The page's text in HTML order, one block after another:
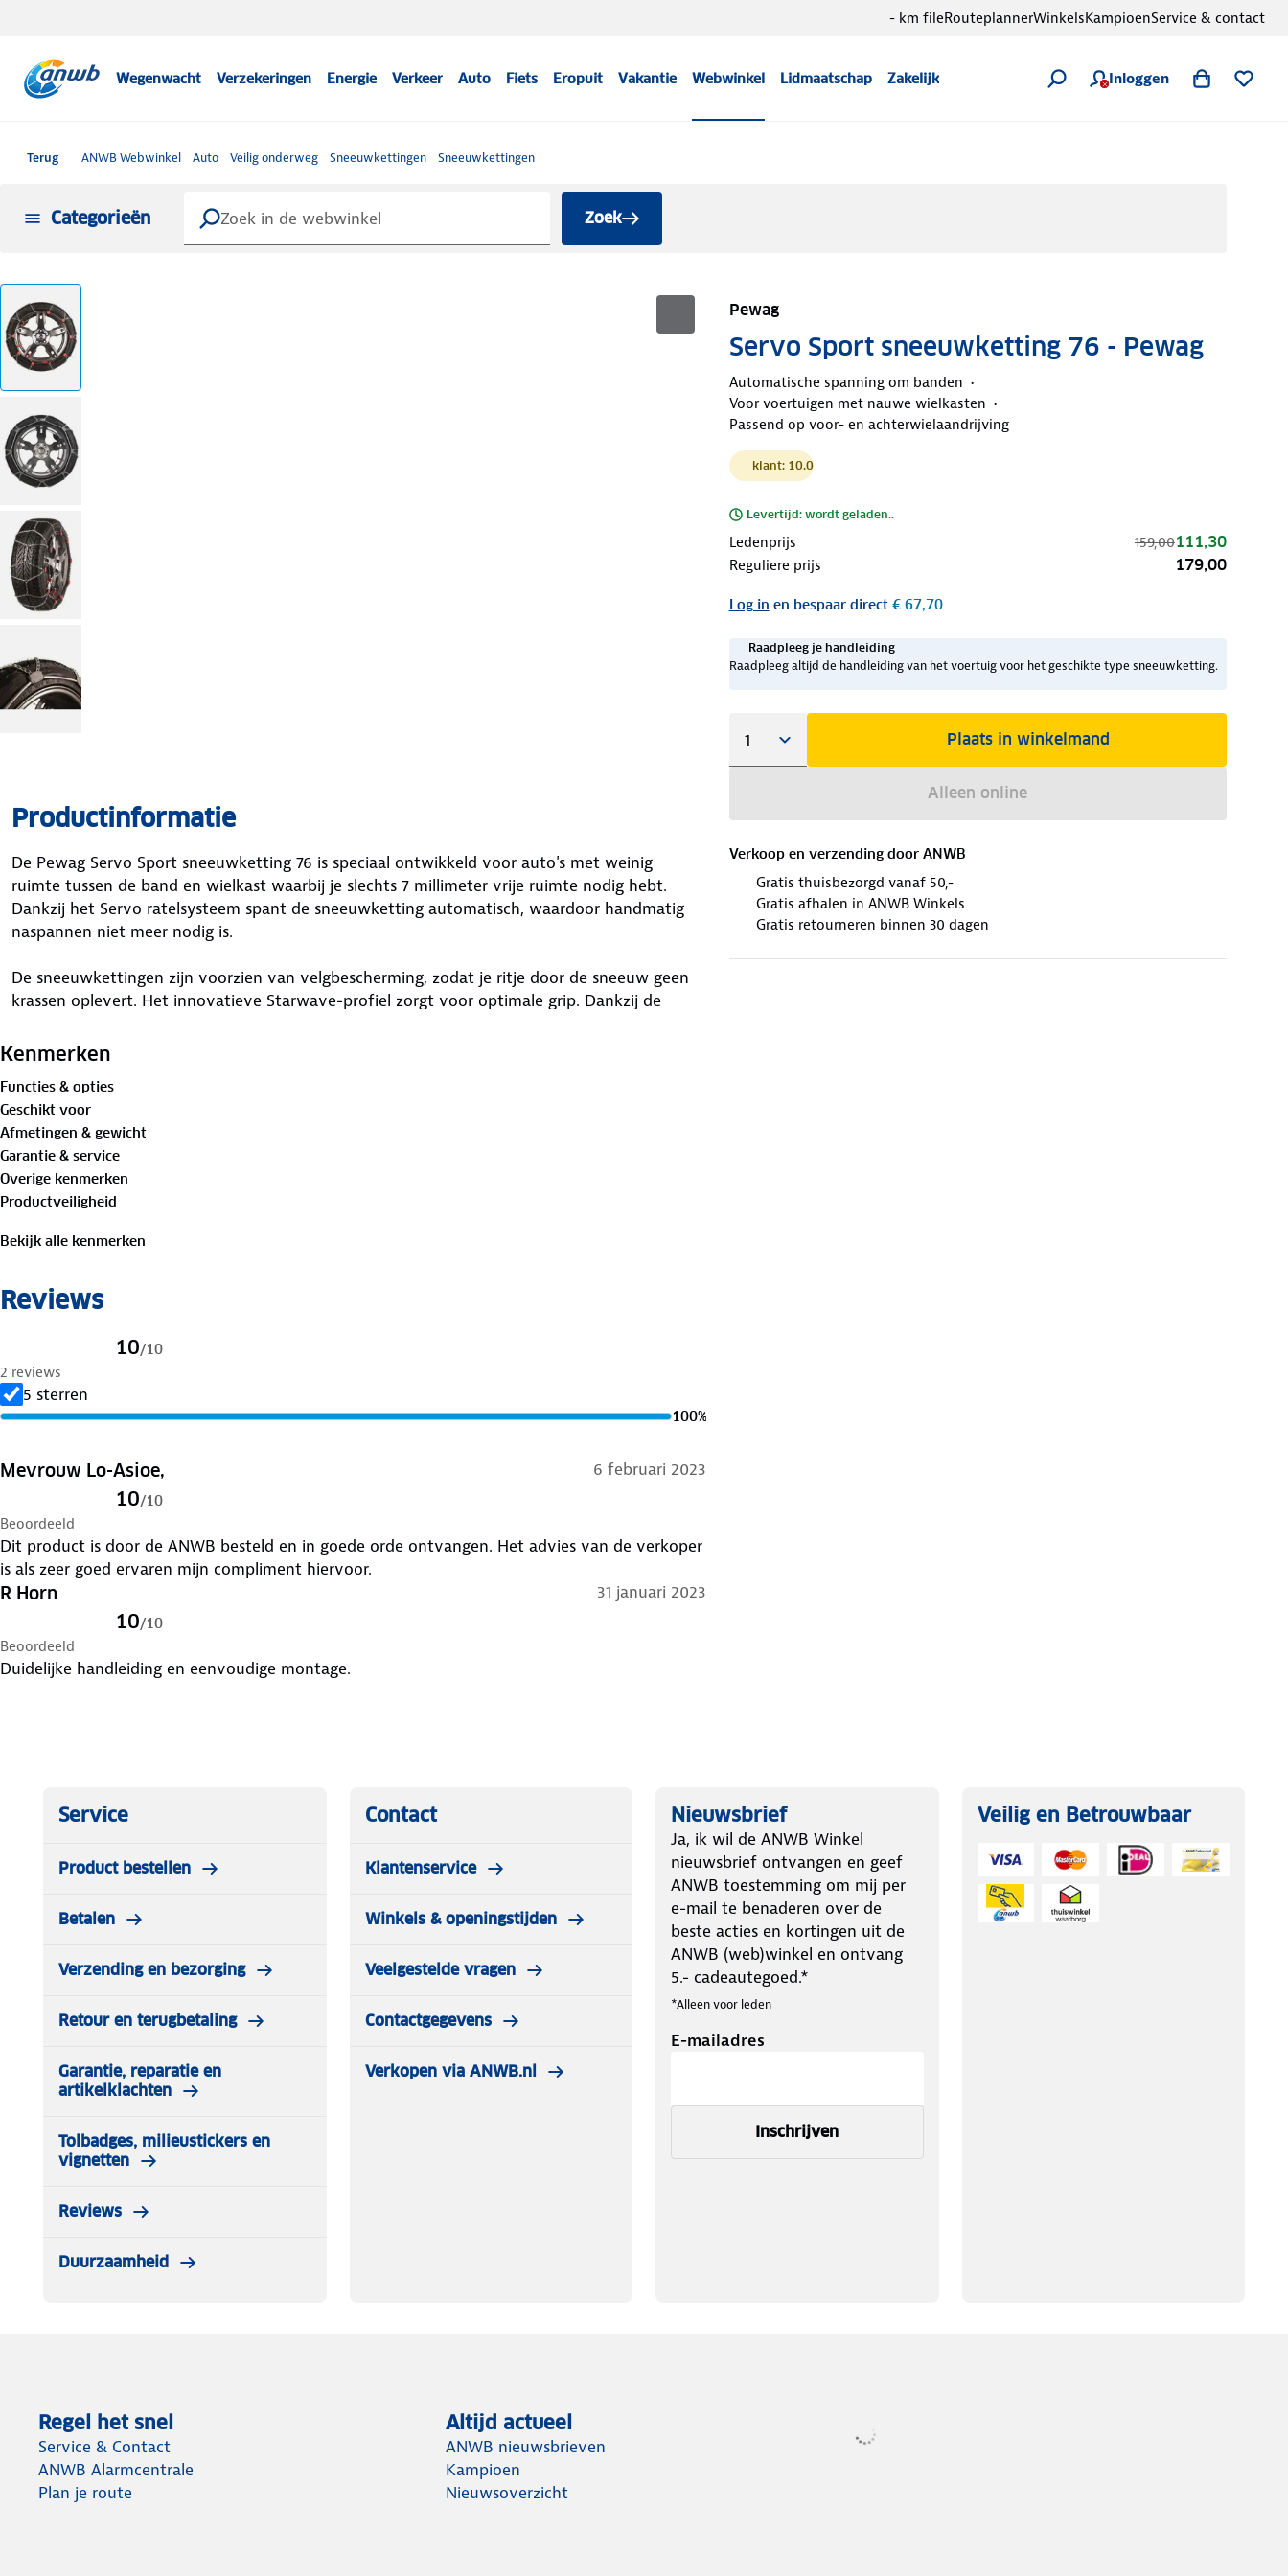
Wegenwacht Verzekeringen Energie Verkeer Auto Fiets Eropuit Vakantie Webwinkel Lidmaatschap Zakelijk Inloggen
- km fileRouteplannerWinkelsKampioenService & contact
Terug ANWB Webwinkel Auto Veilig onderweg Sneeuwkettingen Sneeuwkettingen
Categorieën Zoek
Pewag
Servo Sport sneeuwketting 76 - Pewag
Automatische spanning om banden
Voor voertuigen met nauwe wielkasten
Passend op voor- en achterwielaandrijving
klant: 10.0
Levertijd: wordt geladen..
Ledenprijs 159,00111,30
Reguliere prijs 179,00
Log in en bespaar direct€ 67,70
Raadpleeg je handleiding
Raadpleeg altijd de handleiding van het voertuig voor het geschikte type sneeuwketting.
Plaats in winkelmand
Alleen online
Verkoop en verzending door ANWB
Gratis thuisbezorgd vanaf 50,-
Gratis afhalen in ANWB Winkels
Gratis retourneren binnen 30 dagen
Productinformatie
De Pewag Servo Sport sneeuwketting 76 is speciaal ontwikkeld voor auto's met weinig
ruimte tussen de band en wielkast waarbij je slechts 7 millimeter vrije ruimte nodig hebt.
Dankzij het Servo ratelsysteem spant de sneeuwketting automatisch, waardoor handmatig
naspannen niet meer nodig is.
De sneeuwkettingen zijn voorzien van velgbescherming, zodat je ritje door de sneeuw geen
krassen oplevert. Het innovatieve Starwave-profiel zorgt voor optimale grip. Dankzij de
Servo Sport sneeuwketting kun je veilig op weg. Deze sneeuwketting voldoet aan de
Kies de juiste maat sneeuwketting
Met onzehandige configurator
de gegevens van jouw band in en vind de juiste type sneeuwketting.
Specificaties Servo Sport sneeuwketting 76
✓ De sneeuwkettingen worden per twee stuks geleverd
✓ Geschikt voor auto’s met weinig ruimte in de wielkast
✓ ÖNORM (Oostenrijkse standaard) en EN 16662-1 keurmerk
kettingsysteem
Meer varianten van de Servo Sport sneeuwketting
Servo Sport - Sneeuwketting 73 - Pewag
Servo Sport - Sneeuwketting 75 - Pewag
Servo Sport - Sneeuwketting 77 - Pewag
Kenmerken
Functies & opties
Geschikt voor
Afmetingen & gewicht
Garantie & service
Overige kenmerken
Productveiligheid
Bekijk alle kenmerken
Reviews
10/10
2 reviews
5 sterren
100%
Mevrouw Lo-Asioe, 6 februari 2023
10/10
Beoordeeld
Dit product is door de ANWB besteld en in goede orde ontvangen. Het advies van de verkoper
is als zeer goed ervaren mijn compliment hiervoor.
R Horn 31 januari 2023
10/10
Beoordeeld
Duidelijke handleiding en eenvoudige montage.
Service
Product bestellen
Betalen
Verzending en bezorging
Retour en terugbetaling
Garantie, reparatie en
artikelklachten
Tolbadges, milieustickers en
vignetten
Reviews
Duurzaamheid
Contact
Klantenservice
Winkels & openingstijden
Veelgestelde vragen
Contactgegevens
Verkopen via ANWB.nl
Nieuwsbrief
Ja, ik wil de ANWB Winkel
nieuwsbrief ontvangen en geef
ANWB toestemming om mij per
e-mail te benaderen over de
beste acties en kortingen uit de
ANWB (web)winkel en ontvang
5.- cadeautegoed.*
*Alleen voor leden
E-mailadres
Inschrijven
Veilig en Betrouwbaar
Regel het snel
Service & Contact
ANWB Alarmcentrale
Plan je route
Altijd actueel
ANWB nieuwsbrieven
Kampioen
Nieuwsoverzicht